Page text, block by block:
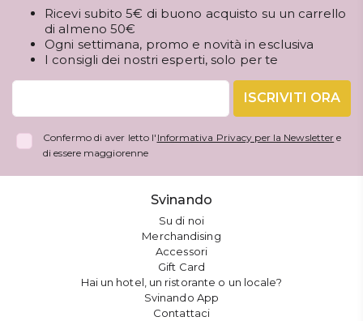
Ricevi subito 5€ di buono acquisto su un carrello
di almeno 50€
Ogni settimana, promo e novità in esclusiva
I consigli dei nostri esperti, solo per te
ISCRIVITI ORA
Confermo di aver letto l' Informativa Privacy per la Newsletter e
di essere maggiorenne
Svinando
Su di noi
Merchandising
Accessori
Gift Card
Hai un hotel, un ristorante o un locale?
Svinando App
Contattaci